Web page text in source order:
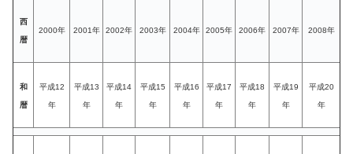
西
暦
2000年 2001年 2002年 2003年 2004年 2005年 2006年 2007年 2008年
和
暦
平成12
年
平成13
年
平成14
年
平成15
年
平成16
年
平成17
年
平成18
年
平成19
年
平成20
年